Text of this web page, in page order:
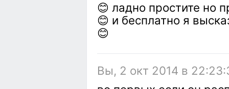
😊 ладно простите но
😊 и бесплатно я
😊
Вы, 2 окт 2014 в